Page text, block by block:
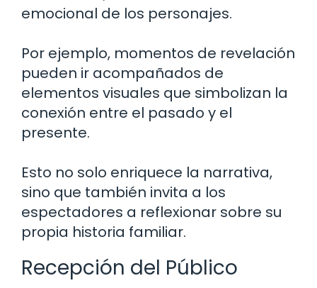
emocional de los personajes.
Por ejemplo, momentos de revelación
pueden ir acompañados de
elementos visuales que simbolizan la
conexión entre el pasado y el
presente.
Esto no solo enriquece la narrativa,
sino que también invita a los
espectadores a reflexionar sobre su
propia historia familiar.
Recepción del Público